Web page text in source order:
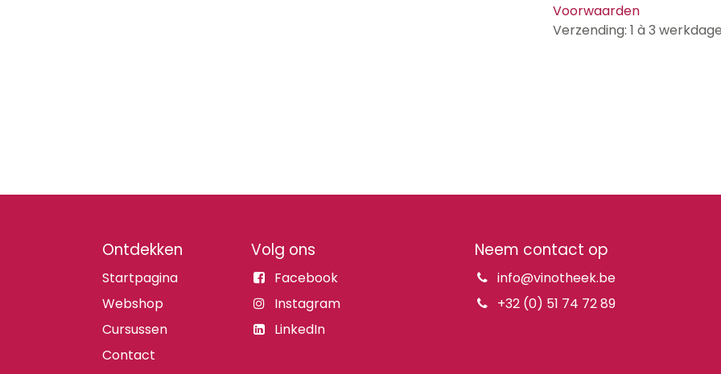
Voorwaarden
Verzending: 1 à 3
Ontdekken
Startpagina
Webshop
Cursussen
Contact
Neem contact op
info@vinotheek.be
+32 (0) 51 74 72 89
Volg ons
Facebook
Instagram
LinkedIn